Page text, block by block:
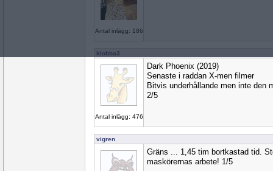
Antal inlägg: 186
klobba3
Antal inlägg: 476
Dark Phoenix (2019)
Senaste i raddan X-men filmer
Bitvis underhållande men inte den
2/5
vigren
Gräns ... 1,45 tim bortkastad tid.
maskörernas arbete! 1/5